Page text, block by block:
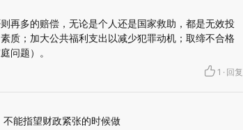
再多的赔偿，无论是个人还是国家救助，都是无效投
质；加大公共福利支出以减少犯罪动机；取缔不合格
问题）。
1 · 回复
能指望财政紧张的时候做